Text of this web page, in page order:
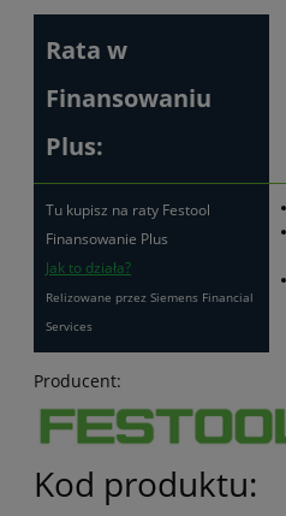
Rata w
Finansowaniu
Plus:
Tu kupisz na raty Festool
Finansowanie Plus
Jak to działa?
Relizowane przez Siemens Financial
Services
Producent:
Kod produktu: